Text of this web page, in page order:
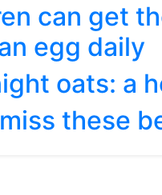
can get
egg daily
oats: a
these